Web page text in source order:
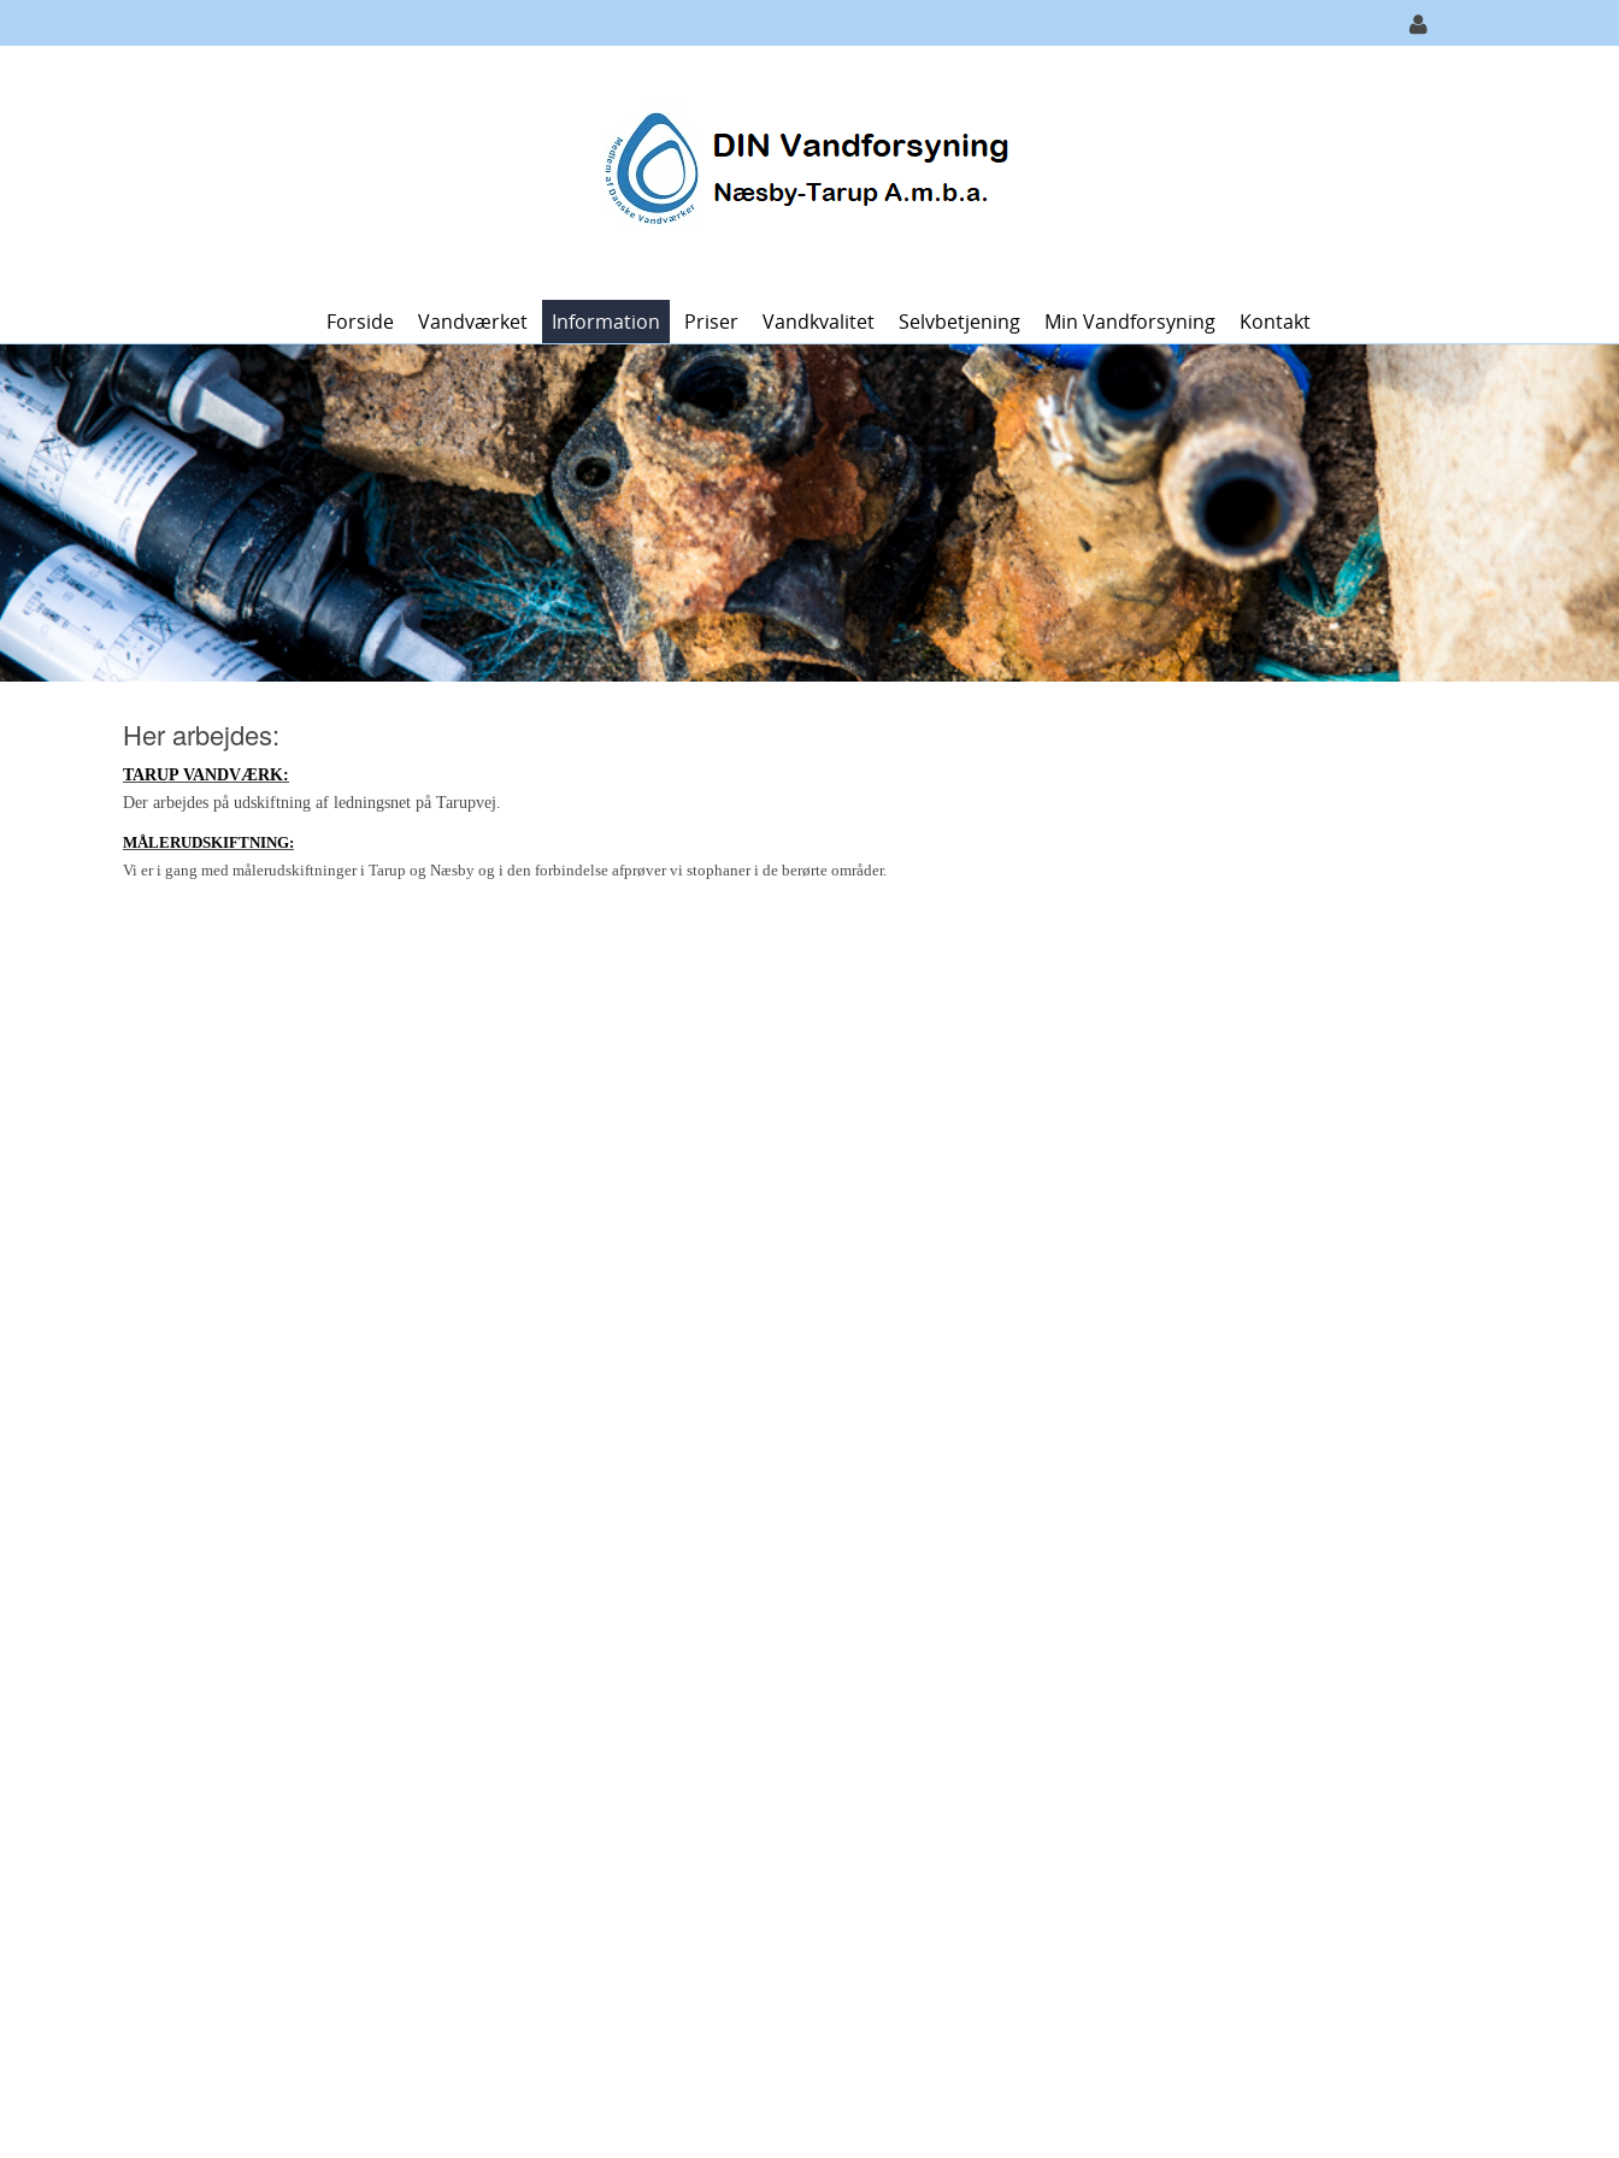
Forside Vandværket Information Priser Vandkvalitet Selvbetjening Min Vandforsyning Kontakt
Her arbejdes:
TARUP VANDVÆRK:
Der arbejdes på udskiftning af ledningsnet på Tarupvej.
MÅLERUDSKIFTNING:
Vi er i gang med målerudskiftninger i Tarup og Næsby og i den forbindelse afprøver vi stophaner i de berørte områder.